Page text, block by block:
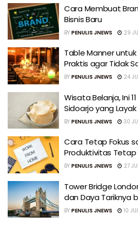
Cara Membuat
Bisnis Baru
BY PENULIS JNEWS 29
Table Manner
Praktis agar Tidak
BY PENULIS JNEWS 24
Wisata Belanja, Ini
Sidoarjo yang Layak
BY PENULIS JNEWS 30
Cara Tetap Fokus
Produktivitas Tetap
BY PENULIS JNEWS 27
Tower Bridge
dan Daya Tariknya
BY PENULIS JNEWS 10